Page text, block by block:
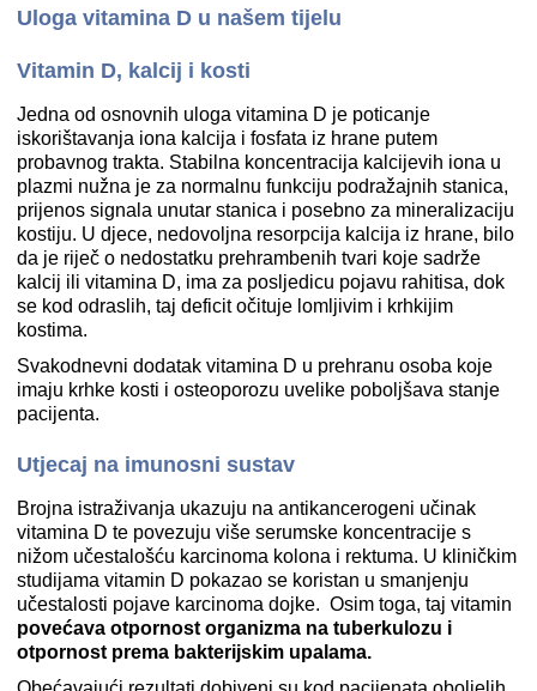
Uloga vitamina D u našem tijelu
Vitamin D, kalcij i kosti
Jedna od osnovnih uloga vitamina D je poticanje
iskorištavanja iona kalcija i fosfata iz hrane putem
probavnog trakta. Stabilna koncentracija kalcijevih iona u
plazmi nužna je za normalnu funkciju podražajnih stanica,
prijenos signala unutar stanica i posebno za mineralizaciju
kostiju. U djece, nedovoljna resorpcija kalcija iz hrane, bilo
da je riječ o nedostatku prehrambenih tvari koje sadrže
kalcij ili vitamina D, ima za posljedicu pojavu rahitisa, dok
se kod odraslih, taj deficit očituje lomljivim i krhkijim
kostima.
Svakodnevni dodatak vitamina D u prehranu osoba koje
imaju krhke kosti i osteoporozu uvelike poboljšava stanje
pacijenta.
Utjecaj na imunosni sustav
Brojna istraživanja ukazuju na antikancerogeni učinak
vitamina D te povezuju više serumske koncentracije s
nižom učestalošću karcinoma kolona i rektuma. U kliničkim
studijama vitamin D pokazao se koristan u smanjenju
učestalosti pojave karcinoma dojke. Osim toga, taj vitamin
povećava otpornost organizma na tuberkulozu i
otpornost prema bakterijskim upalama.